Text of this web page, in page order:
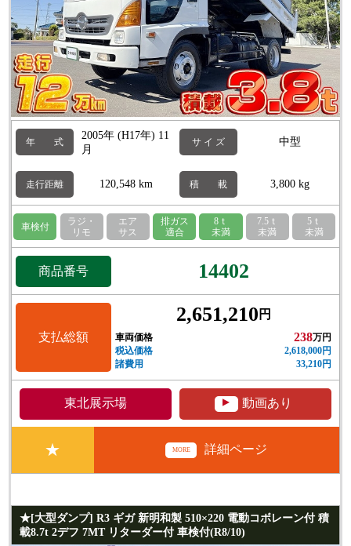
年 式
2005年 (H17年) 11
月
サ イ ズ 中型
走行距離 120,548 km 積 載 3,800 kg
車検付
ラジ・
リモ
エア
サス
排ガス
適合
8ｔ
未満
7.5ｔ
未満
5ｔ
未満
商品番号 14402
支払総額
2,651,210 円
車両価格 238万円
税込価格
2,618,000円
諸費用
33,210円
東北展示場 ▲ 動画あり
★ MORE 詳細ページ
★[大型ダンプ] R3 ギガ 新明和製 510×220 電動コボレーン付 積
載8.7t 2デフ 7MT リターダー付 車検付(R8/10)